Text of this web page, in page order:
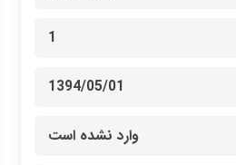
1
1394/05/01
وارد نشده است